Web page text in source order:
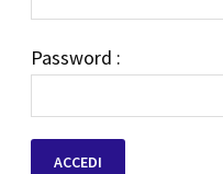
Password :